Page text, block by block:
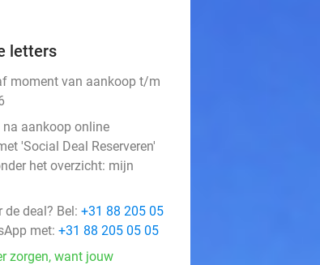
letters
moment van aankoop t/m
na aankoop online
'Social Deal Reserveren'
het overzicht: mijn
de deal? Bel: +31 88 205 05
met: +31 88 205 05 05
zorgen, want jouw